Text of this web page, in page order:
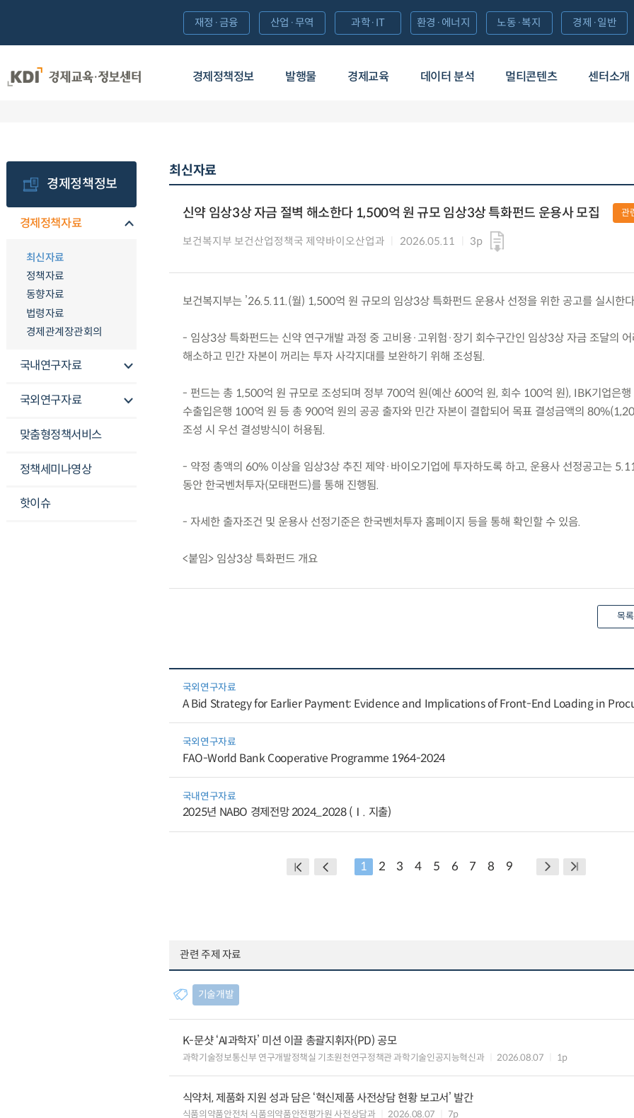
경제정책정보 발행물 경제교육 데이터 분석 멀티콘텐츠 센터소개
재정·금융 산업·무역 과학·IT 환경·에너지 노동·복지 경제·일반
경제정책정보
경제정책자료
최신자료
정책자료
동향자료
법령자료
경제관계장관회의
국내연구자료
국외연구자료
맞춤형정책서비스
정책세미나영상
핫이슈
최신자료
신약 임상3상 자금 절벽 해소한다 1,500억 원 규모 임상3상 특화펀드 운용사 모집
보건복지부 보건산업정책국 제약바이오산업과 2026.05.11 3p
관
보건복지부는 ’26.5.11.(월) 1,500억 원 규모의 임상3상 특화펀드 운용사 선정을 위한 공고를 실시한
- 임상3상 특화펀드는 신약 연구개발 과정 중 고비용·고위험·장기 회수구간인 임상3상 자금 조달의
해소하고 민간 자본이 꺼리는 투자 사각지대를 보완하기 위해 조성됨.
- 펀드는 총 1,500억 원 규모로 조성되며 정부 700억 원(예산 600억 원, 회수 100억 원), IBK기업은
수출입은행 100억 원 등 총 900억 원의 공공 출자와 민간 자본이 결합되어 목표 결성금액의
조성 시 우선 결성방식이 허용됨.
- 약정 총액의 60% 이상을 임상3상 추진 제약·바이오기업에 투자하도록 하고, 운용사 선정공고는
동안 한국벤처투자(모태펀드)를 통해 진행됨.
- 자세한 출자조건 및 운용사 선정기준은 한국벤처투자 홈페이지 등을 통해 확인할 수 있음.
<붙임> 임상3상 특화펀드 개요
목록
국외연구자료
A Bid Strategy for Earlier Payment: Evidence and Implications of Front-End Loading in
국외연구자료
FAO-World Bank Cooperative Programme 1964-2024
국내연구자료
2025년 NABO 경제전망 2024_2028 (Ⅰ. 지출)
1 2 3 4 5 6 7 8 9
관련 주제 자료
기술개발
K-문샷 ‘AI과학자’ 미션 이끌 총괄지휘자(PD) 공모
과학기술정보통신부 연구개발정책실 기초원천연구정책관 과학기술인공지능혁신과 2026.08.07 1p
식약처, 제품화 지원 성과 담은 ‘혁신제품 사전상담 현황 보고서’ 발간
식품의약품안전처 식품의약품안전평가원 사전상담과 2026.08.07 7p